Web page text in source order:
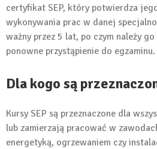
certyfikat SEP, który potwierdza
wykonywania prac w danej
ważny przez 5 lat, po czym należy
ponowne przystąpienie do egzaminu.
Dla kogo są
Kursy SEP są przeznaczone dla
lub zamierzają pracować w
energetyką, ogrzewaniem czy